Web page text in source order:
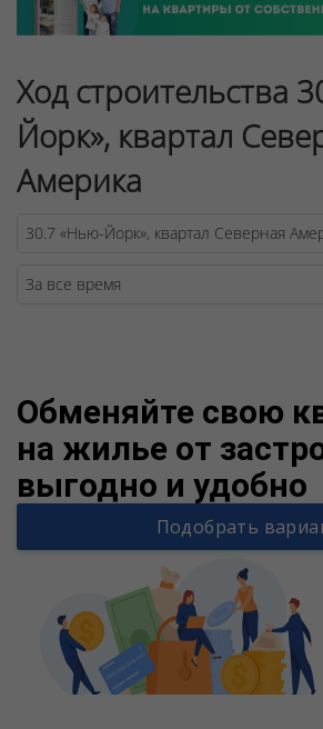
Ход строительства
Йорк», квартал
Америка
Обменяйте свою
на жилье от
выгодно и удобно
Подобрать